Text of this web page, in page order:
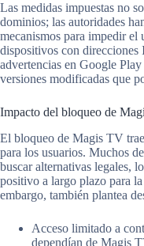
Las medidas impuestas no
dominios; las autoridades
mecanismos para impedir
dispositivos con direcciones
advertencias en Google
versiones modificadas que
Impacto del bloqueo de
El bloqueo de Magis TV
para los usuarios. Muchos
buscar alternativas legales,
positivo a largo plazo para
embargo, también plantea
Acceso limitado a
dependían de Magis